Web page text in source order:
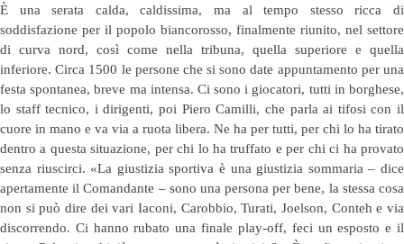
È una serata calda, caldissima, ma al tempo stesso ricca di
soddisfazione per il popolo biancorosso, finalmente riunito, nel settore
di curva nord, così come nella tribuna, quella superiore e quella
inferiore. Circa 1500 le persone che si sono date appuntamento per una
festa spontanea, breve ma intensa. Ci sono i giocatori, tutti in borghese,
lo staff tecnico, i dirigenti, poi Piero Camilli, che parla ai tifosi con il
cuore in mano e va via a ruota libera. Ne ha per tutti, per chi lo ha tirato
dentro a questa situazione, per chi lo ha truffato e per chi ci ha provato
senza riuscirci. «La giustizia sportiva è una giustizia sommaria – dice
apertamente il Comandante – sono una persona per bene, la stessa cosa
non si può dire dei vari Iaconi, Carobbio, Turati, Joelson, Conteh e via
discorrendo. Ci hanno rubato una finale play-off, feci un esposto e il